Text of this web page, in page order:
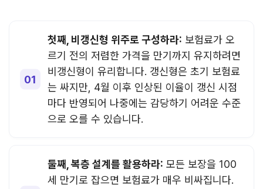
첫째, 비갱신형 위주로 구성하라: 보험료가 오
르기 전의 저렴한 가격을 만기까지 유지하려면
비갱신형이 유리합니다. 갱신형은 초기 보험료
는 싸지만, 4월 이후 인상된 이율이 갱신 시점
마다 반영되어 나중에는 감당하기 어려운 수준
으로 오를 수 있습니다.
둘째, 복층 설계를 활용하라: 모든 보장을 100
세 만기로 잡으면 보험료가 매우 비싸집니다.